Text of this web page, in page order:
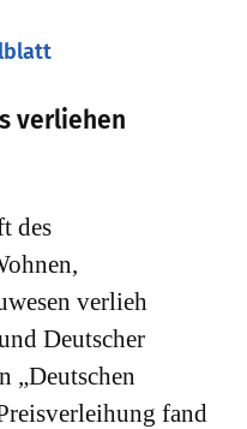
verliehen
des
verlieh
Deutscher
„Deutschen
fand